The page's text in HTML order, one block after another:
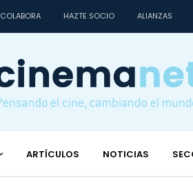
COLABORA HAZTE SOCIO ALIANZAS
ARTÍCULOS NOTICIAS